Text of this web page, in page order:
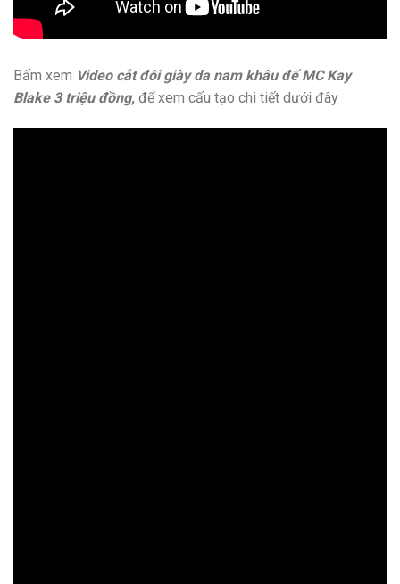
Bấm xem Video cắt đôi giày da nam khâu đế MC Kay
Blake 3 triệu đồng, để xem cấu tạo chi tiết dưới đây